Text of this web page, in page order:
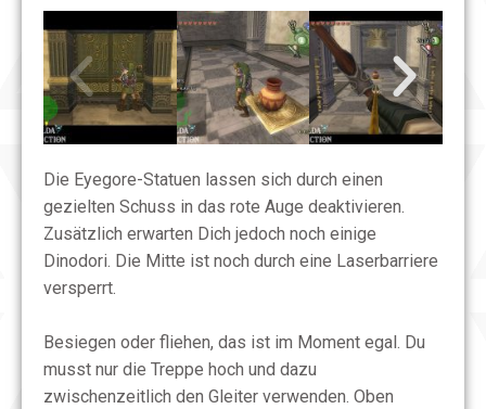
Die Eyegore-Statuen lassen sich durch einen
gezielten Schuss in das rote Auge deaktivieren.
Zusätzlich erwarten Dich jedoch noch einige
Dinodori. Die Mitte ist noch durch eine Laserbarriere
versperrt.
Besiegen oder fliehen, das ist im Moment egal. Du
musst nur die Treppe hoch und dazu
zwischenzeitlich den Gleiter verwenden. Oben